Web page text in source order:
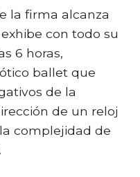
la firma alcanza
con todo su
6 horas,
ballet que
de la
de un reloj
complejidad de